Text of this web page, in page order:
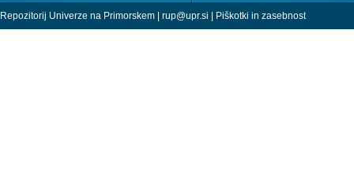
Repozitorij Univerze na Primorskem | rup@upr.si | Piškotki in zasebnost